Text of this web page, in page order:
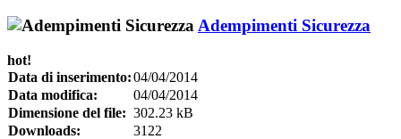
Adempimenti Sicurezza
hot!
Data di inserimento:04/04/2014
Data modifica:
04/04/2014
Dimensione del file: 302.23 kB
Downloads:
3122